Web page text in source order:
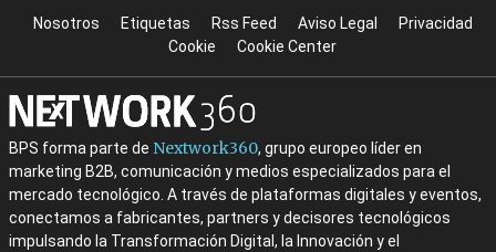
Nosotros Etiquetas Rss Feed Aviso Legal
Privacidad
Cookie
Cookie Center
BPS forma parte de Nextwork360, grupo europeo líder en
marketing B2B, comunicación y medios especializados para el
mercado tecnológico. A través de plataformas digitales y eventos,
conectamos a fabricantes, partners y decisores tecnológicos
impulsando la Transformación Digital, la Innovación y el